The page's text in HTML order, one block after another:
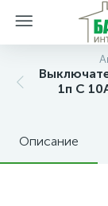
1п C
Описание